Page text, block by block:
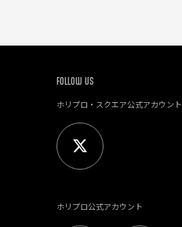
FOLLOW US
ホリプロ・スクエア公式アカウント
ホリプロ公式アカウント